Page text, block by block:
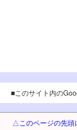
■このサイト内の
△このページの先